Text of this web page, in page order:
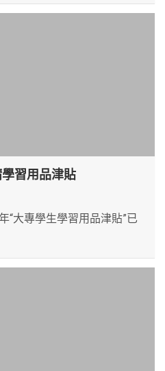
習用品津貼
“大專學生學習用品津貼”已